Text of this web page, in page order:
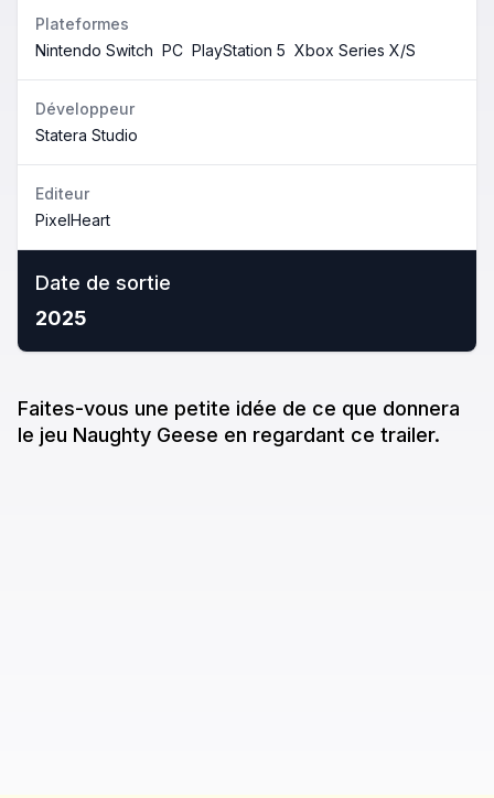
Plateformes
Nintendo Switch PC PlayStation 5 Xbox Series X/S
Développeur
Statera Studio
Editeur
PixelHeart
Date de sortie
2025
Faites-vous une petite idée de ce que donnera
le jeu Naughty Geese en regardant ce trailer.